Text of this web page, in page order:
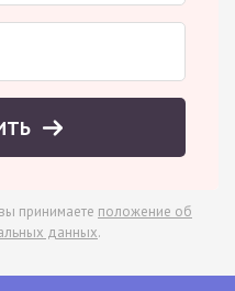
принимаете положение об
данных.